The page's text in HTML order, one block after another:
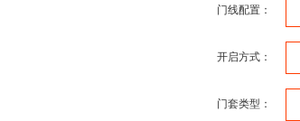
门线配置：
开启方式：
门套类型：